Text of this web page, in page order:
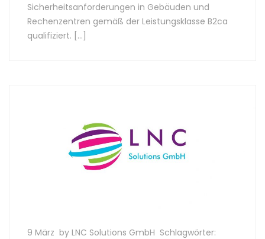
Sicherheitsanforderungen in Gebäuden und
Rechenzentren gemäß der Leistungsklasse B2ca
qualifiziert. […]
9 März by LNC Solutions GmbH Schlagwörter: